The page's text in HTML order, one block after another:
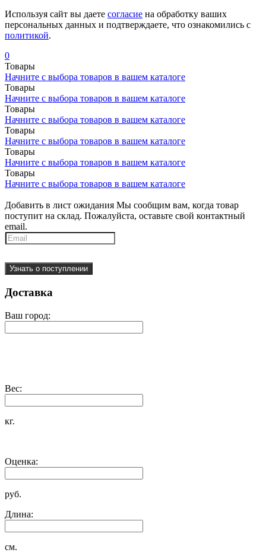
Используя сайт вы даете согласие на обработку ваших
персональных данных и подтверждаете, что ознакомились с
политикой.
0
Товары
Начните с выбора товаров в вашем каталоге
Товары
Начните с выбора товаров в вашем каталоге
Товары
Начните с выбора товаров в вашем каталоге
Товары
Начните с выбора товаров в вашем каталоге
Товары
Начните с выбора товаров в вашем каталоге
Товары
Начните с выбора товаров в вашем каталоге
Добавить в лист ожидания Мы сообщим вам, когда товар
поступит на склад. Пожалуйста, оставьте свой контактный
email.
Узнать о поступлении
Доставка
Ваш город:
Вес:
кг.
Оценка:
руб.
Длина:
см.